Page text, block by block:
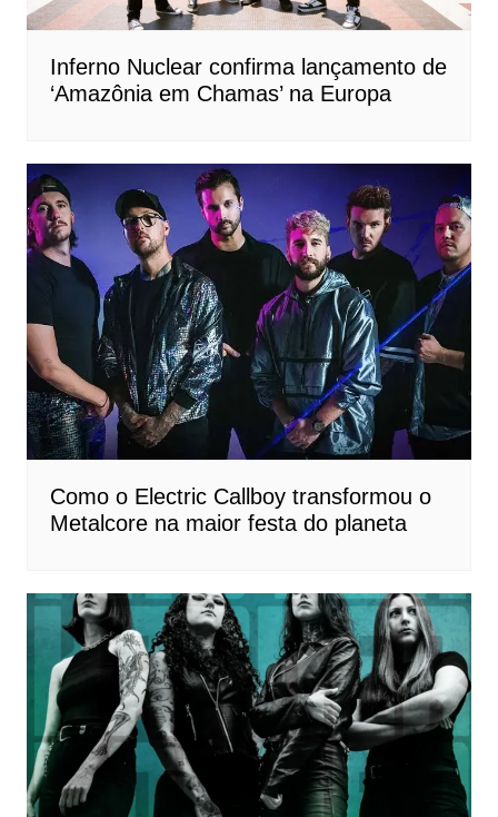
Inferno Nuclear confirma lançamento de
‘Amazônia em Chamas’ na Europa
Como o Electric Callboy transformou o
Metalcore na maior festa do planeta